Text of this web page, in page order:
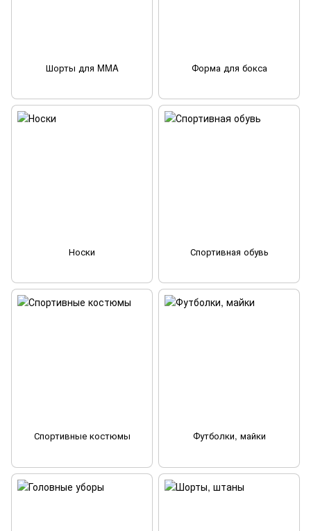
Шорты для MMA Форма для бокса
Носки Спортивная обувь
Спортивные костюмы Футболки, майки